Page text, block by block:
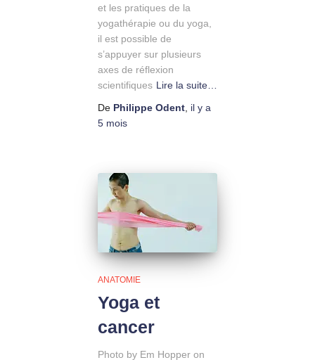
et les pratiques de la
yogathérapie ou du yoga,
il est possible de
s’appuyer sur plusieurs
axes de réflexion
scientifiques Lire la suite…
De Philippe Odent, il y a
5 mois
ANATOMIE
Yoga et
cancer
Photo by Em Hopper on